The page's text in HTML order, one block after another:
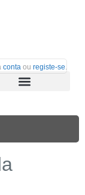
conta ou registe-se.